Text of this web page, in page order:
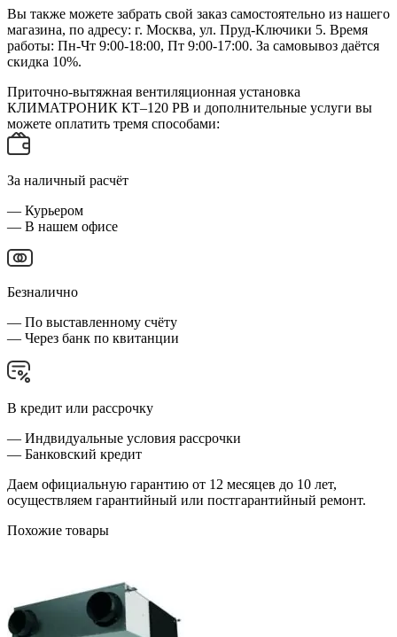
Вы также можете забрать свой заказ самостоятельно из нашего
магазина, по адресу: г. Москва, ул. Пруд-Ключики 5. Время
работы: Пн-Чт 9:00-18:00, Пт 9:00-17:00. За самовывоз даётся
скидка 10%.
Приточно-вытяжная вентиляционная установка
КЛИМАТРОНИК КТ–120 РВ и дополнительные услуги вы
можете оплатить тремя способами:
За наличный расчёт
— Курьером
— В нашем офисе
Безналично
— По выставленному счёту
— Через банк по квитанции
В кредит или рассрочку
— Индвидуальные условия рассрочки
— Банковский кредит
Даем официальную гарантию от 12 месяцев до 10 лет,
осуществляем гарантийный или постгарантийный ремонт.
Похожие товары